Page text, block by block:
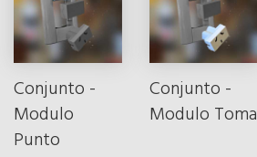
Conjunto -
Modulo
Punto
Conjunto -
Modulo Toma